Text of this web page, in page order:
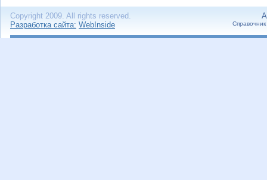
Copyright 2009. All rights reserved.
Разработка сайта: WebInside